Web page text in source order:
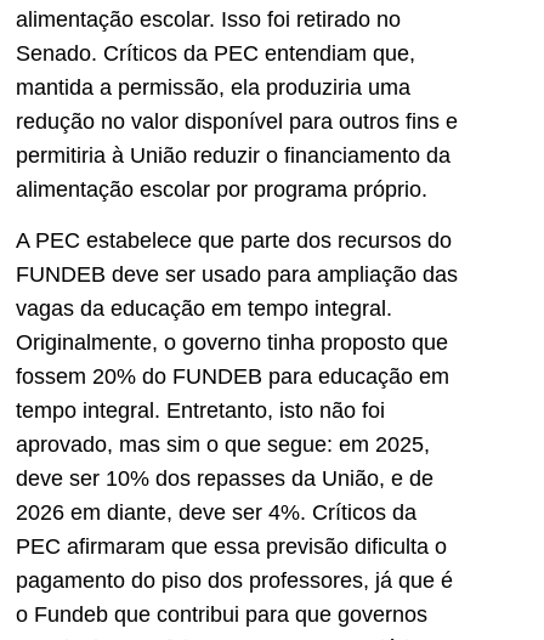
alimentação escolar. Isso foi retirado no
Senado. Críticos da PEC entendiam que,
mantida a permissão, ela produziria uma
redução no valor disponível para outros fins e
permitiria à União reduzir o financiamento da
alimentação escolar por programa próprio.
A PEC estabelece que parte dos recursos do
FUNDEB deve ser usado para ampliação das
vagas da educação em tempo integral.
Originalmente, o governo tinha proposto que
fossem 20% do FUNDEB para educação em
tempo integral. Entretanto, isto não foi
aprovado, mas sim o que segue: em 2025,
deve ser 10% dos repasses da União, e de
2026 em diante, deve ser 4%. Críticos da
PEC afirmaram que essa previsão dificulta o
pagamento do piso dos professores, já que é
o Fundeb que contribui para que governos